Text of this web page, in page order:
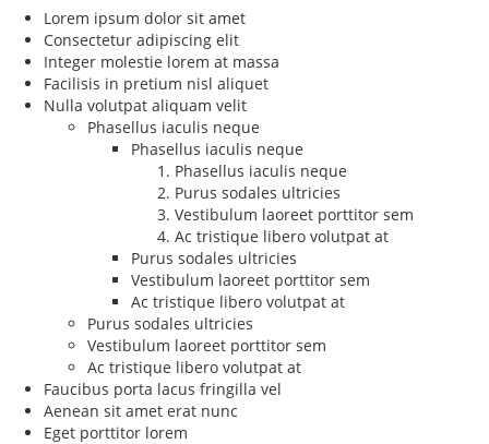
Lorem ipsum dolor sit amet
Consectetur adipiscing elit
Integer molestie lorem at massa
Facilisis in pretium nisl aliquet
Nulla volutpat aliquam velit
Phasellus iaculis neque
Phasellus iaculis neque
Phasellus iaculis neque
Purus sodales ultricies
Vestibulum laoreet porttitor sem
Ac tristique libero volutpat at
Purus sodales ultricies
Vestibulum laoreet porttitor sem
Ac tristique libero volutpat at
Purus sodales ultricies
Vestibulum laoreet porttitor sem
Ac tristique libero volutpat at
Faucibus porta lacus fringilla vel
Aenean sit amet erat nunc
Eget porttitor lorem